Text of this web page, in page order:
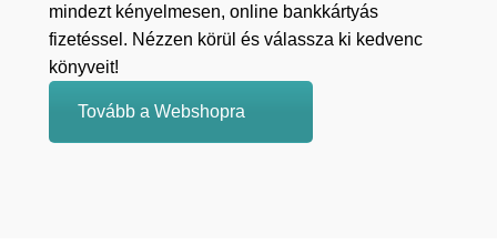
mindezt kényelmesen, online bankkártyás
fizetéssel. Nézzen körül és válassza ki kedvenc
könyveit!
Tovább a Webshopra